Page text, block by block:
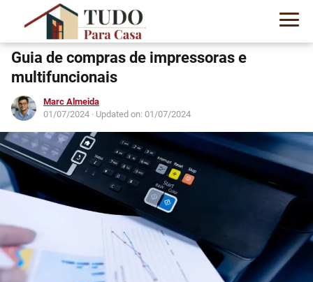
Guia de compras de impressoras e
multifuncionais
Marc Almeida
01/07/2024 · Updated on: 01/07/2024